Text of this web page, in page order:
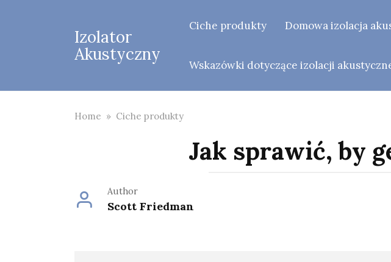
Izolator
Akustyczny
Ciche produkty Domowa izolacja
Wskazówki dotyczące izolacji
Home » Ciche produkty
Jak sprawić, by
Author
Scott Friedman